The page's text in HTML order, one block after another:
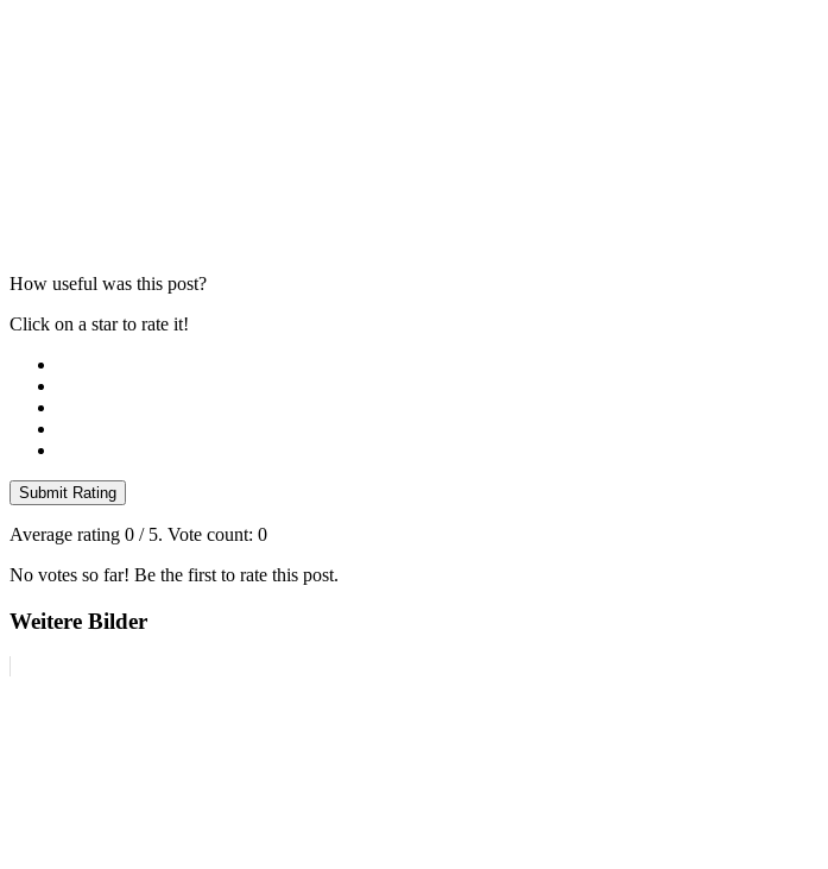
How useful was this post?
Click on a star to rate it!
Submit Rating
Average rating 0 / 5. Vote count: 0
No votes so far! Be the first to rate this post.
Weitere Bilder